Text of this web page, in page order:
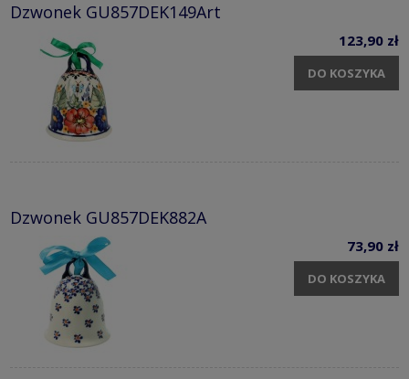
Dzwonek GU857DEK149Art
123,90 zł
DO KOSZYKA
Dzwonek GU857DEK882A
73,90 zł
DO KOSZYKA